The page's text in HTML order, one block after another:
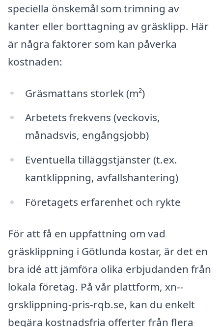
speciella önskemål som trimning av
kanter eller borttagning av gräsklipp. Här
är några faktorer som kan påverka
kostnaden:
Gräsmattans storlek (m²)
Arbetets frekvens (veckovis,
månadsvis, engångsjobb)
Eventuella tilläggstjänster (t.ex.
kantklippning, avfallshantering)
Företagets erfarenhet och rykte
För att få en uppfattning om vad
gräsklippning i Götlunda kostar, är det en
bra idé att jämföra olika erbjudanden från
lokala företag. På vår plattform, xn--
grsklippning-pris-rqb.se, kan du enkelt
begära kostnadsfria offerter från flera